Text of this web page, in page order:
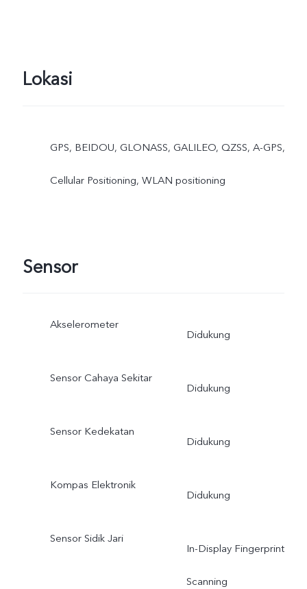
Lokasi
GPS, BEIDOU, GLONASS, GALILEO, QZSS, A-GPS,
Cellular Positioning, WLAN positioning
Sensor
Akselerometer
Didukung
Sensor Cahaya Sekitar
Didukung
Sensor Kedekatan
Didukung
Kompas Elektronik
Didukung
Sensor Sidik Jari
In-Display Fingerprint
Scanning